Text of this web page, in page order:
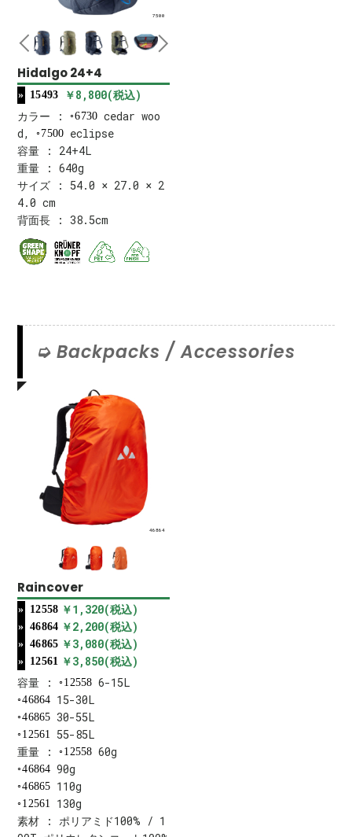
7500
Hidalgo 24+4
15493
￥8,800(税込)
カラー : 6730 cedar woo
d, 7500 eclipse
容量 : 24+4L
重量 : 640g
サイズ : 54.0 × 27.0 × 2
4.0 cm
背面長 : 38.5cm
Backpacks / Accessories
46864
Raincover
12558 ￥1,320(税込)
46864 ￥2,200(税込)
46865 ￥3,080(税込)
12561 ￥3,850(税込)
容量 : 12558 6-15L
46864 15-30L
46865 30-55L
12561
55-85L
重量 : 12558 60g
46864 90g
46865 110g
12561
130g
素材 : ポリアミド100% / 1